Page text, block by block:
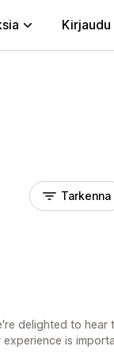
Kirjaudu
Tarkenna
delighted to hear
is